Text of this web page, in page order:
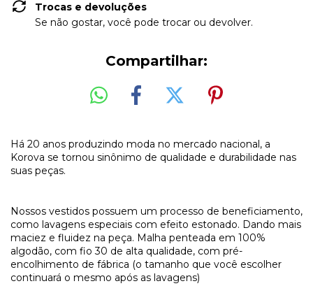
Trocas e devoluções
Se não gostar, você pode trocar ou devolver.
Compartilhar:
Há 20 anos produzindo moda no mercado nacional, a
Korova se tornou sinônimo de qualidade e durabilidade nas
suas peças.
Nossos vestidos possuem um processo de beneficiamento,
como lavagens especiais com efeito estonado. Dando mais
maciez e fluidez na peça. Malha penteada em 100%
algodão, com fio 30 de alta qualidade, com pré-
encolhimento de fábrica (o tamanho que você escolher
continuará o mesmo após as lavagens)